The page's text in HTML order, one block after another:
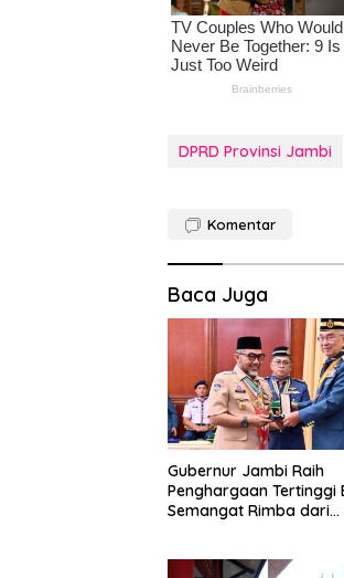
DPRD Provinsi Jambi
Komentar
Baca Juga
Gubernur Jambi Raih
Penghargaan Tertinggi
Semangat Rimba dari